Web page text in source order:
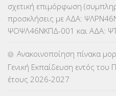
ΚΕΣΥ (60)
ΚΕΣΥΠ(109)
ΚΠγ – ΚΡΑΤΙΚΟ
ΚΠπ- ΚΡΑΤΙΚΟ
σχετική επιμόρφωση
προσκλήσεις με ΑΔΑ:
ΨΟΨΛ46ΝΚΠΔ-001 και ΑΔΑ:
Ανακοινοποίηση πίνακα
Γενική Εκπαίδευση εντός του
έτους 2026-2027